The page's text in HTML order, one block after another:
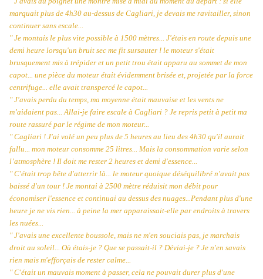
marquait plus de 4h30 au-dessus de Cagliari, je devais me ravitailler, sinon
continuer sans escale...
" Je montais le plus vite possible à 1500 mètres... J'étais en route depuis une
demi heure lorsqu'un bruit sec me fit sursauter ! le moteur s'était
brusquement mis à trépider et un petit trou était apparu au sommet de mon
capot... une pièce du moteur était évidemment brisée et, projetée par la force
centrifuge... elle avait transpercé le capot...
" J'avais perdu du temps, ma moyenne était mauvaise et les vents ne
m’aidaient pas... Allai-je faire escale à Cagliari ? Je repris petit à petit ma
route rassuré par le régime de mon moteur...
" Cagliari ! J'ai volé un peu plus de 5 heures au lieu des 4h30 qu'il aurait
fallu... mon moteur consomme 25 litres... Mais la consommation varie selon
l’atmosphère ! Il doit me rester 2 heures et demi d'essence...
" C'était trop bête d'atterrir là... le moteur quoique déséquilibré n'avait pas
baissé d'un tour ! Je montai à 2500 mètre réduisit mon débit pour
économiser l'essence et continuai au dessus des nuages...Pendant plus d'une
heure je ne vis rien... à peine la mer apparaissait-elle par endroits à travers
les nuées...
" J'avais une excellente boussole, mais ne m'en souciais pas, je marchais
droit au soleil... Où étais-je ? Que se passait-il ? Déviai-je ? Je n'en savais
rien mais m'efforçais de rester calme...
" C'était un mauvais moment à passer, cela ne pouvait durer plus d'une